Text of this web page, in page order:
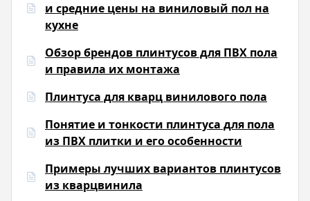
и средние цены на виниловый пол на
кухне
Обзор брендов плинтусов для ПВХ пола
и правила их монтажа
Плинтуса для кварц винилового пола
Понятие и тонкости плинтуса для пола
из ПВХ плитки и его особенности
Примеры лучших вариантов плинтусов
из кварцвинила